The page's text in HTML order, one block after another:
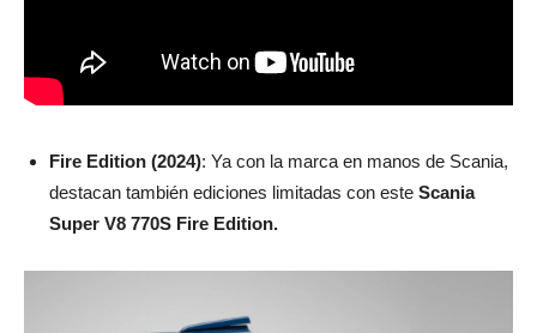
Fire Edition (2024): Ya con la marca en manos de Scania,
destacan también ediciones limitadas con este Scania
Super V8 770S Fire Edition.